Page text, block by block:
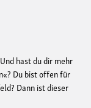
hast du dir mehr
Du bist offen für
Dann ist dieser